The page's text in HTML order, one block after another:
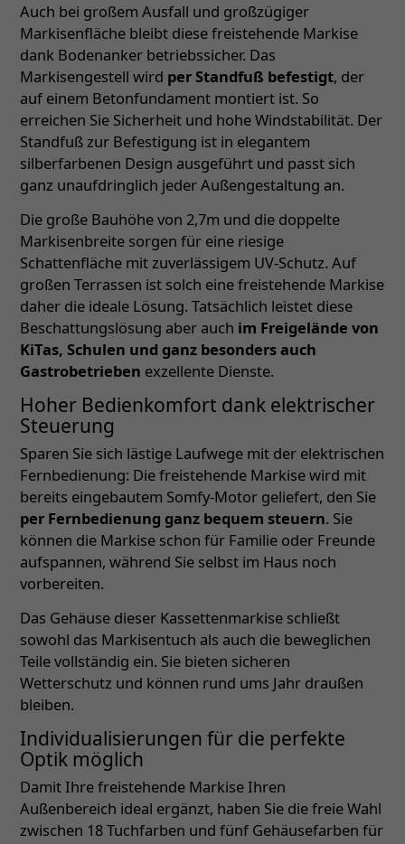
Auch bei großem Ausfall und großzügiger
Markisenfläche bleibt diese freistehende Markise
dank Bodenanker betriebssicher. Das
Markisengestell wird per Standfuß befestigt, der
auf einem Betonfundament montiert ist. So
erreichen Sie Sicherheit und hohe Windstabilität. Der
Standfuß zur Befestigung ist in elegantem
silberfarbenen Design ausgeführt und passt sich
ganz unaufdringlich jeder Außengestaltung an.
Die große Bauhöhe von 2,7m und die doppelte
Markisenbreite sorgen für eine riesige
Schattenfläche mit zuverlässigem UV-Schutz. Auf
großen Terrassen ist solch eine freistehende Markise
daher die ideale Lösung. Tatsächlich leistet diese
Beschattungslösung aber auch im Freigelände von
KiTas, Schulen und ganz besonders auch
Gastrobetrieben exzellente Dienste.
Hoher Bedienkomfort dank elektrischer
Steuerung
Sparen Sie sich lästige Laufwege mit der elektrischen
Fernbedienung: Die freistehende Markise wird mit
bereits eingebautem Somfy-Motor geliefert, den Sie
per Fernbedienung ganz bequem steuern. Sie
können die Markise schon für Familie oder Freunde
aufspannen, während Sie selbst im Haus noch
vorbereiten.
Das Gehäuse dieser Kassettenmarkise schließt
sowohl das Markisentuch als auch die beweglichen
Teile vollständig ein. Sie bieten sicheren
Wetterschutz und können rund ums Jahr draußen
bleiben.
Individualisierungen für die perfekte
Optik möglich
Damit Ihre freistehende Markise Ihren
Außenbereich ideal ergänzt, haben Sie die freie Wahl
zwischen 18 Tuchfarben und fünf Gehäusefarben für